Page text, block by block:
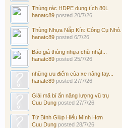
Thùng rác HDPE dung tích 80L
hanatc89 posted 20/7/26
Thùng Nhựa Nắp Kín: Công Cụ Nhỏ...
hanatc89 posted 6/7/26
Báo giá thùng nhựa chữ nhật...
hanatc89 posted 25/7/26
những ưu điểm của xe nâng tay...
hanatc89 posted 27/7/26
Giải mã bí ẩn năng lượng vũ trụ
Cuu Dung posted 27/7/26
Tử Bình Giúp Hiểu Mình Hơn
Cuu Dung posted 28/7/26